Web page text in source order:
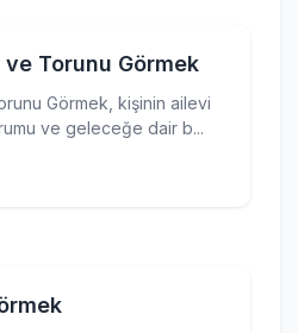
Torunu Görmek
Görmek, kişinin ailevi
ve geleceğe dair b...